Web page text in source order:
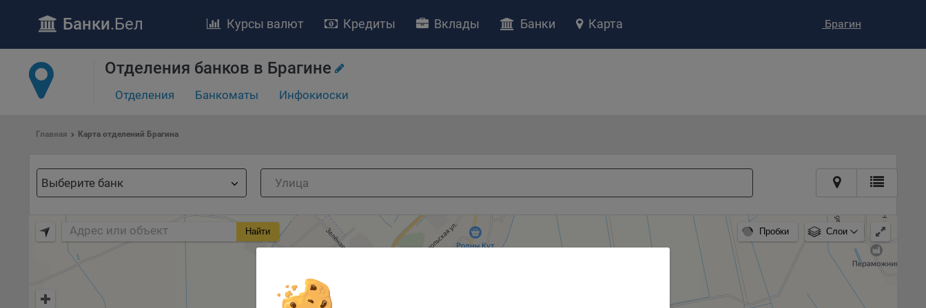
Общество с ограниченной ответственностью «Майфин» (далее –
уделяет особое внимание защите персональных данных при их обработке и
ответственно подходит к соблюдению прав субъектов персональных данных.
«Закон»).
Политика разъясняет субъектам персональных данных, которые
«bankibel.by», для каких целей и каким образом Общество обрабатывает
файлы cookie, а также каким образом пользователи могут контролировать
процесс такой обработки.
компьютера (мобильного устройства) пользователя сайта Общества,
указанных в пункте 3 Политики, при их посещении для отражения действий,
Банки.Бел Брагин
Курсы валют Кредиты Вклады Банки Карта
Отделения банков в Брагине
Отделения Банкоматы Инфокиоски
Главная Карта отделений Брагина
Выберите банк
Найти Пробки Слои